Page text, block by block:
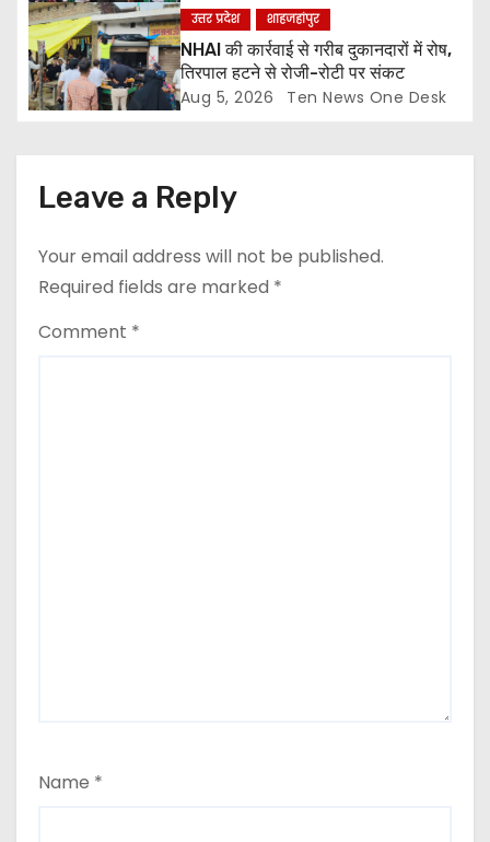
n
उत्तर प्रदेश शाहजहांपुर
NHAI की कार्रवाई से गरीब दुकानदारों में रोष,
तिरपाल हटने से रोजी-रोटी पर संकट
Aug 5, 2026 Ten News One Desk
Leave a Reply
Your email address will not be published.
Required fields are marked *
Comment *
Name *